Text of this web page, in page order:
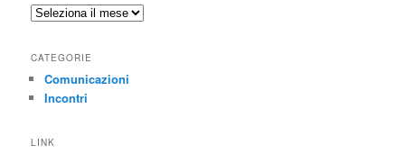
Archivi
CATEGORIE
Comunicazioni
Incontri
LINK